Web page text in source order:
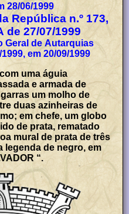
28/06/1999
República n.º 173,
de 27/07/1999
Geral de Autarquias
em 20/09/1999
uma águia
e armada de
um molho de
duas azinheiras de
em chefe, um globo
de prata, rematado
mural de prata de três
legenda de negro, em
“.